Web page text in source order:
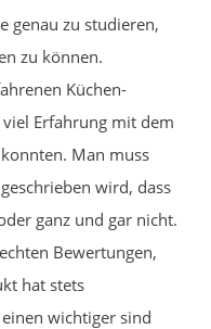
genau zu studieren,
zu können.
Küchen-
Erfahrung mit dem
Man muss
wird, dass
ganz und gar nicht.
Bewertungen,
hat stets
wichtiger sind